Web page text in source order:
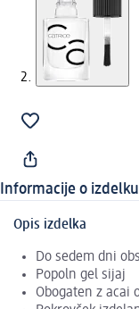
Informacije o izdelku
Opis izdelka
Do sedem dni
Popoln gel sijaj
Obogaten z acai